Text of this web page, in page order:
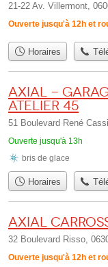
21-22 Av. Villermont,
Ouverte jusqu'à 12h et
Horaires
Axial -
Atelier 45
51 Boulevard René
Ouverte jusqu'à 13h
bris de glace
Horaires
Axial
32 Boulevard Risso,
Ouverte jusqu'à 12h et